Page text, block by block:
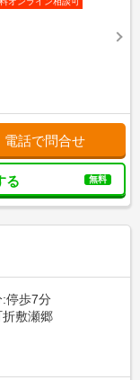
電話で問合せ
る 無料
停歩7分
敷瀬郷